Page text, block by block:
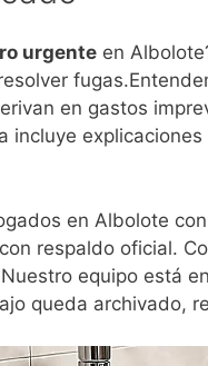
urgente en
en gastos
incluye
en Albolote
respaldo oficial.
equipo está
queda archivado,